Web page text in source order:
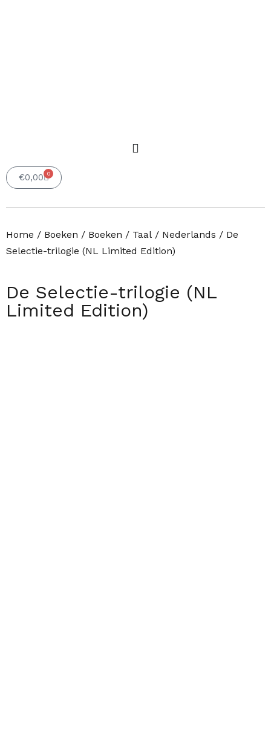
€0,00 0
Winkelwagen
Home / Boeken / Boeken / Taal / Nederlands / De
Selectie-trilogie (NL Limited Edition)
De Selectie-trilogie (NL
Limited Edition)